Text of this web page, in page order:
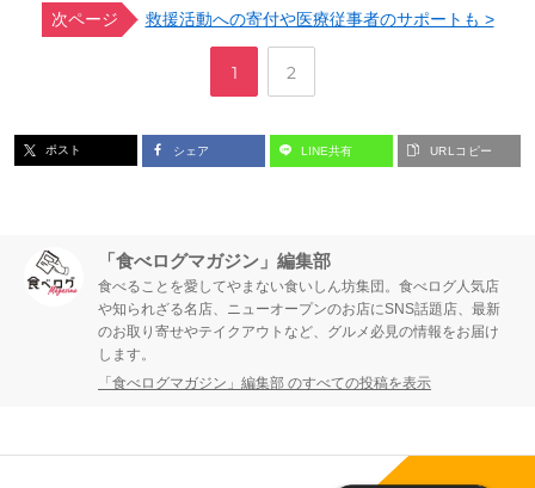
次ページ 救援活動への寄付や医療従事者のサポートも >
ペ
ジ
1
,
ペ
ジ
2
ポスト シェア LINE共有 URLコピー
「食べログマガジン」編集部
食べることを愛してやまない食いしん坊集団。食べログ人気店
や知られざる名店、ニューオープンのお店にSNS話題店、最新
のお取り寄せやテイクアウトなど、グルメ必見の情報をお届け
します。
「食べログマガジン」編集部 のすべての投稿を表示